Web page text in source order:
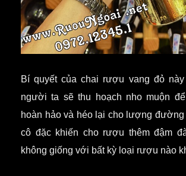
Bí quyết của chai rượu vang đỏ này
người ta sẽ thu hoạch nho muộn
hoàn hảo và héo lại cho lượng đường
cô đặc khiến cho rượu thêm đậm
không giống với bất kỳ loại rượu nào